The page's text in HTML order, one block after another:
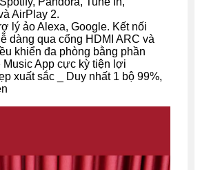
AirPlay 2.
lý ảo Alexa, Google. Kết nối
dàng qua cổng HDMI ARC và
khiển đa phòng bằng phần
Music App cực kỳ tiện lợi
xuất sắc _ Duy nhất 1 bộ 99%,